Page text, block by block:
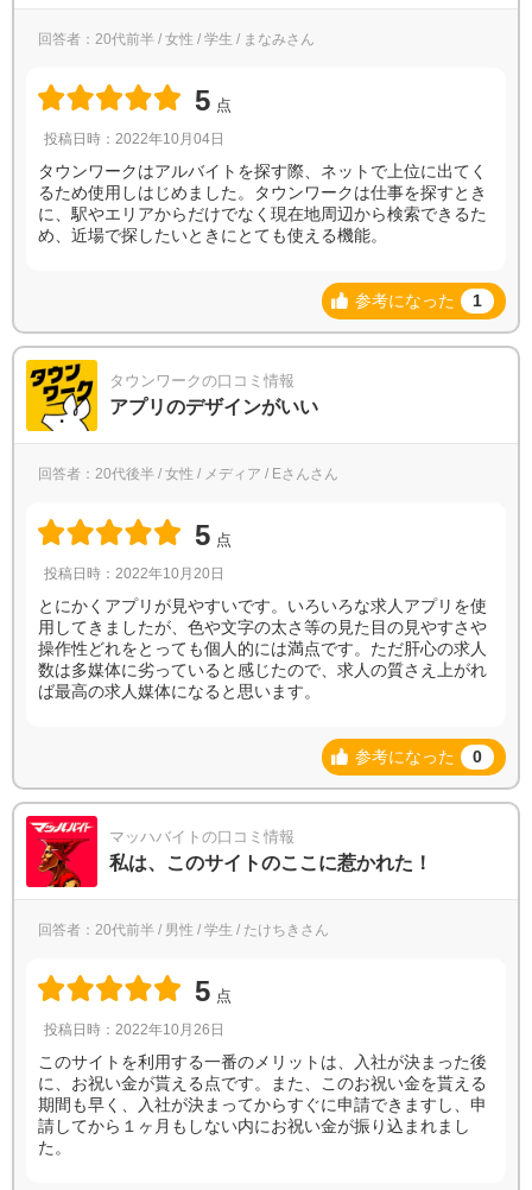
回答者：20代前半 / 女性 / 学生 / まなみさん
5 点
投稿日時：2022年10月04日
タウンワークはアルバイトを探す際、ネットで上位に出てく
るため使用しはじめました。タウンワークは仕事を探すとき
に、駅やエリアからだけでなく現在地周辺から検索できるた
め、近場で探したいときにとても使える機能。
参考になった 1
タウンワークの口コミ情報
アプリのデザインがいい
回答者：20代後半 / 女性 / メディア / Eさんさん
5 点
投稿日時：2022年10月20日
とにかくアプリが見やすいです。いろいろな求人アプリを使
用してきましたが、色や文字の太さ等の見た目の見やすさや
操作性どれをとっても個人的には満点です。ただ肝心の求人
数は多媒体に劣っていると感じたので、求人の質さえ上がれ
ば最高の求人媒体になると思います。
参考になった 0
マッハバイトの口コミ情報
私は、このサイトのここに惹かれた！
回答者：20代前半 / 男性 / 学生 / たけちきさん
5 点
投稿日時：2022年10月26日
このサイトを利用する一番のメリットは、入社が決まった後
に、お祝い金が貰える点です。また、このお祝い金を貰える
期間も早く、入社が決まってからすぐに申請できますし、申
請してから１ヶ月もしない内にお祝い金が振り込まれまし
た。